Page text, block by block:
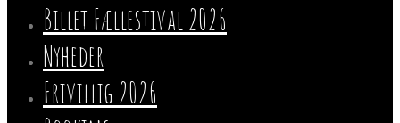
Billet Fællestival 2026
Nyheder
Frivillig 2026